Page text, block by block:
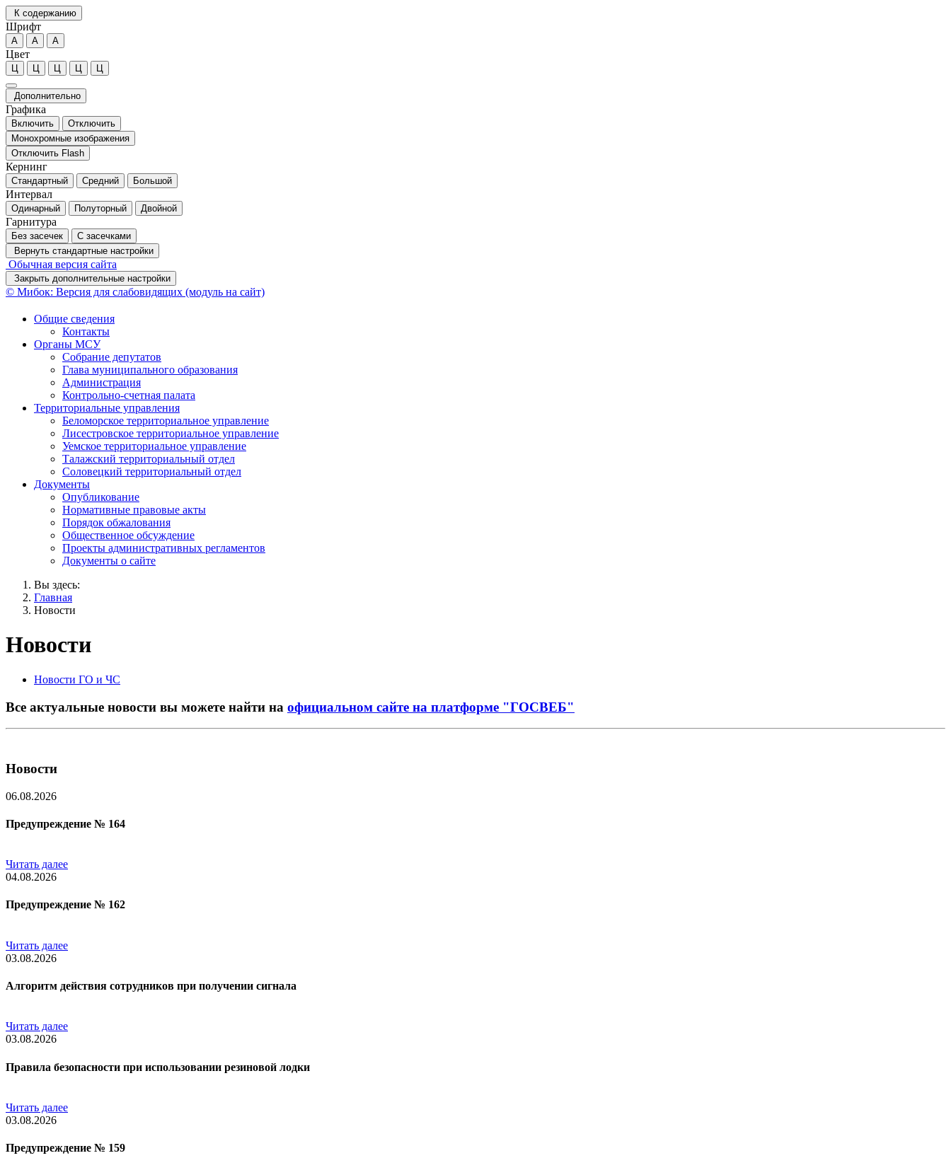
К содержанию
Шрифт
А А А
Цвет
Ц Ц Ц Ц Ц
Дополнительно
Графика
Включить
Отключить
Монохромные изображения
Отключить Flash
Кернинг
Стандартный Средний Большой
Интервал
Одинарный Полуторный Двойной
Гарнитура
Без засечек
С засечками
Вернуть стандартные настройки
Обычная версия сайта
Закрыть дополнительные настройки
© Мибок: Версия для слабовидящих (модуль на сайт)
Общие сведения
Контакты
Органы МСУ
Собрание депутатов
Глава муниципального образования
Администрация
Контрольно-счетная палата
Территориальные управления
Беломорское территориальное управление
Лисестровское территориальное управление
Уемское территориальное управление
Талажский территориальный отдел
Соловецкий территориальный отдел
Документы
Опубликование
Нормативные правовые акты
Порядок обжалования
Общественное обсуждение
Проекты административных регламентов
Документы о сайте
Вы здесь:
Главная
Новости
Новости
Новости ГО и ЧС
Все актуальные новости вы можете найти на официальном сайте на платформе "ГОСВЕБ"
Новости
06.08.2026
Предупреждение № 164
Читать далее
04.08.2026
Предупреждение № 162
Читать далее
03.08.2026
Алгоритм действия сотрудников при получении сигнала
Читать далее
03.08.2026
Правила безопасности при использовании резиновой лодки
Читать далее
03.08.2026
Предупреждение № 159